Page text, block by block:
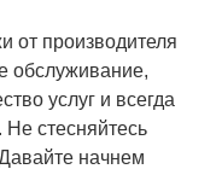
от производителя
обслуживание,
услуг и всегда
стесняйтесь
начнем